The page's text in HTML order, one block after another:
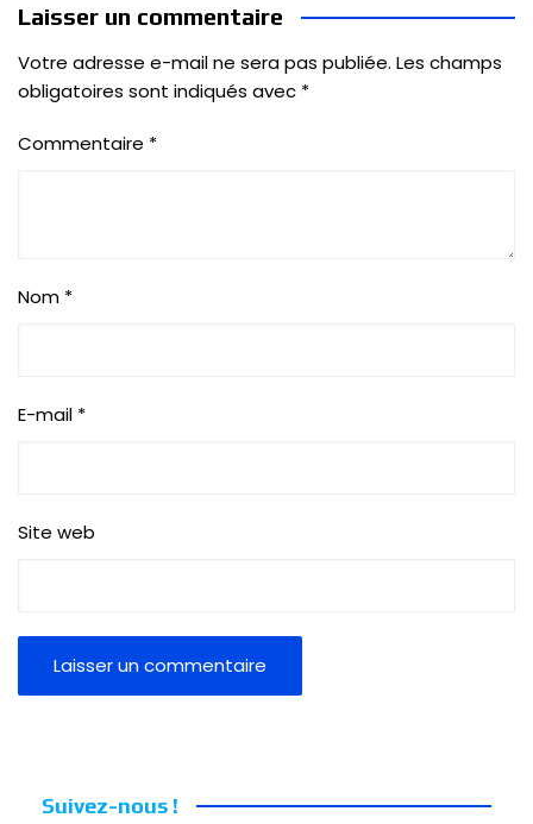
Laisser un commentaire
Votre adresse e-mail ne sera pas publiée. Les champs
obligatoires sont indiqués avec *
Commentaire *
Nom *
E-mail *
Site web
Suivez-nous !